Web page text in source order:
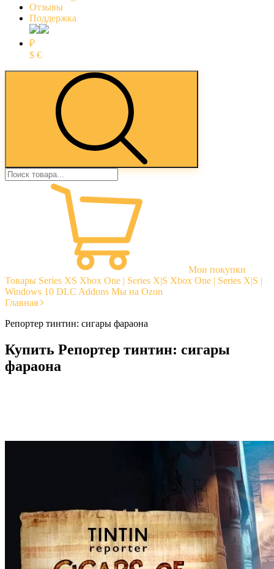
Отзывы
Поддержка
₽
$ €
Мои покупки
Товары Series XS Xbox One | Series X|S Xbox One | Series X|S |
Windows 10 DLC Addons Мы на Ozon
Главная
Репортер тинтин: сигары фараона
Купить Репортер тинтин: сигары
фараона